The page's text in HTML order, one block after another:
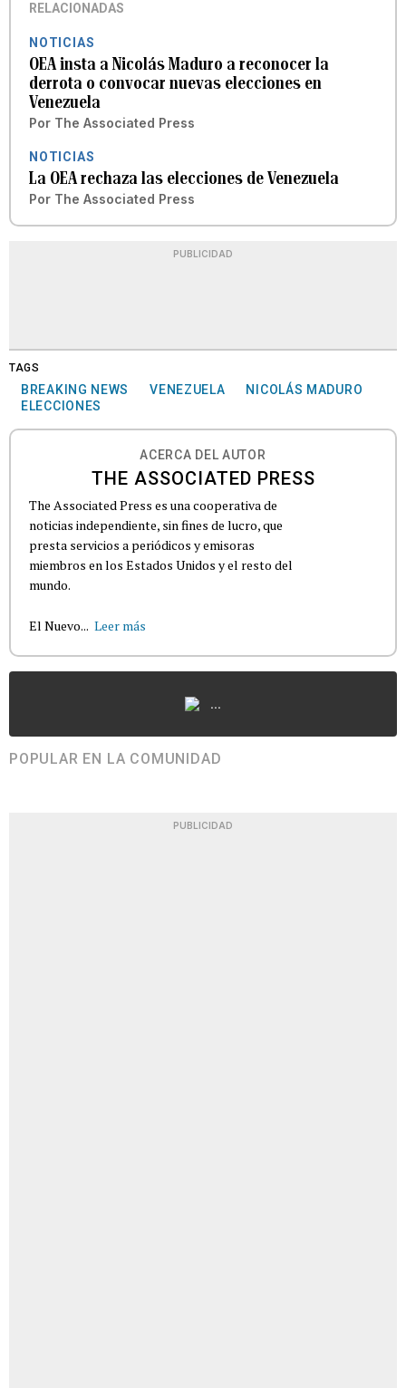
RELACIONADAS
NOTICIAS
OEA insta a Nicolás Maduro a reconocer la
derrota o convocar nuevas elecciones en
Venezuela
Por The Associated Press
NOTICIAS
La OEA rechaza las elecciones de Venezuela
Por The Associated Press
PUBLICIDAD
TAGS
BREAKING NEWS VENEZUELA
NICOLÁS MADURO
ELECCIONES
ACERCA DEL AUTOR
THE ASSOCIATED PRESS
The Associated Press es una cooperativa de
noticias independiente, sin fines de lucro, que
presta servicios a periódicos y emisoras
miembros en los Estados Unidos y el resto del
mundo.
El Nuevo... Leer más
...
POPULAR EN LA COMUNIDAD
PUBLICIDAD